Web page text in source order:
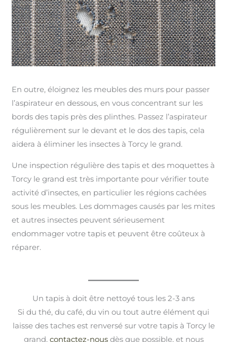
En outre, éloignez les meubles des murs pour passer
l’aspirateur en dessous, en vous concentrant sur les
bords des tapis près des plinthes. Passez l’aspirateur
régulièrement sur le devant et le dos des tapis, cela
aidera à éliminer les insectes à Torcy le grand.
Une inspection régulière des tapis et des moquettes à
Torcy le grand est très importante pour vérifier toute
activité d’insectes, en particulier les régions cachées
sous les meubles. Les dommages causés par les mites
et autres insectes peuvent sérieusement
endommager votre tapis et peuvent être coûteux à
réparer.
Un tapis à doit être nettoyé tous les 2-3 ans
Si du thé, du café, du vin ou tout autre élément qui
laisse des taches est renversé sur votre tapis à Torcy le
grand, contactez-nousdès que possible, et nous